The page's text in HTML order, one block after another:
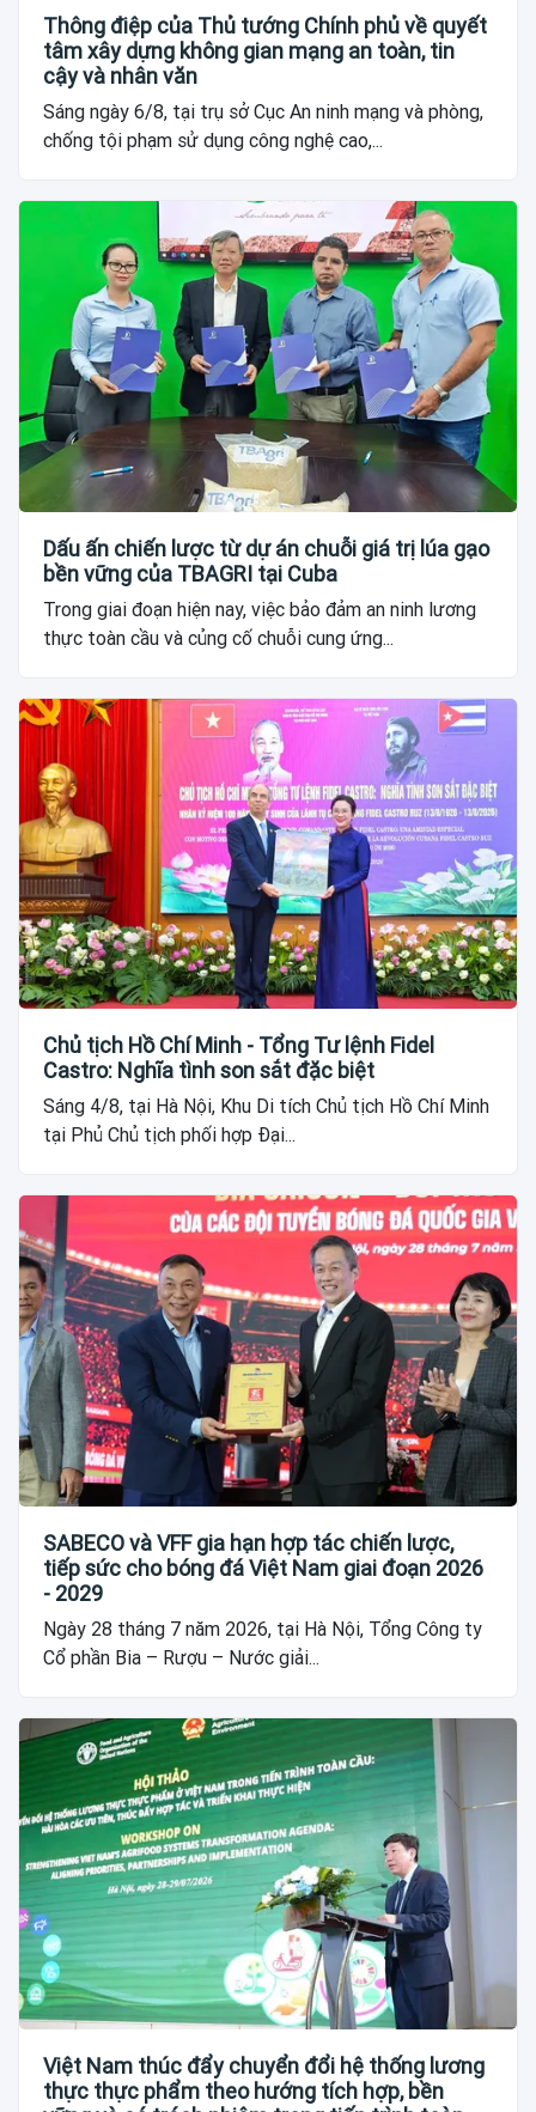
Thông điệp của Thủ tướng Chính phủ về quyết
tâm xây dựng không gian mạng an toàn, tin
cậy và nhân văn
Sáng ngày 6/8, tại trụ sở Cục An ninh mạng và phòng,
chống tội phạm sử dụng công nghệ cao,...
Dấu ấn chiến lược từ dự án chuỗi giá trị lúa gạo
bền vững của TBAGRI tại Cuba
Trong giai đoạn hiện nay, việc bảo đảm an ninh lương
thực toàn cầu và củng cố chuỗi cung ứng...
Chủ tịch Hồ Chí Minh - Tổng Tư lệnh Fidel
Castro: Nghĩa tình son sắt đặc biệt
Sáng 4/8, tại Hà Nội, Khu Di tích Chủ tịch Hồ Chí Minh
tại Phủ Chủ tịch phối hợp Đại...
SABECO và VFF gia hạn hợp tác chiến lược,
tiếp sức cho bóng đá Việt Nam giai đoạn 2026
- 2029
Ngày 28 tháng 7 năm 2026, tại Hà Nội, Tổng Công ty
Cổ phần Bia – Rượu – Nước giải...
Việt Nam thúc đẩy chuyển đổi hệ thống lương
thực thực phẩm theo hướng tích hợp, bền